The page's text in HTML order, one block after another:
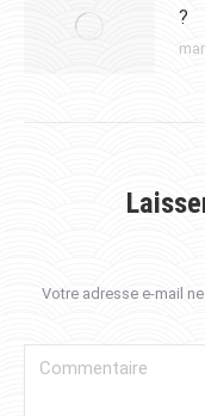
?
Votre adresse e-mail
Commentaire